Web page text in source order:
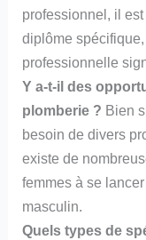
professionnel, il
diplôme
professionnelle
Y a-t-il des
plomberie ? Bien
besoin de divers
existe de
femmes à se
masculin.
Quels types de